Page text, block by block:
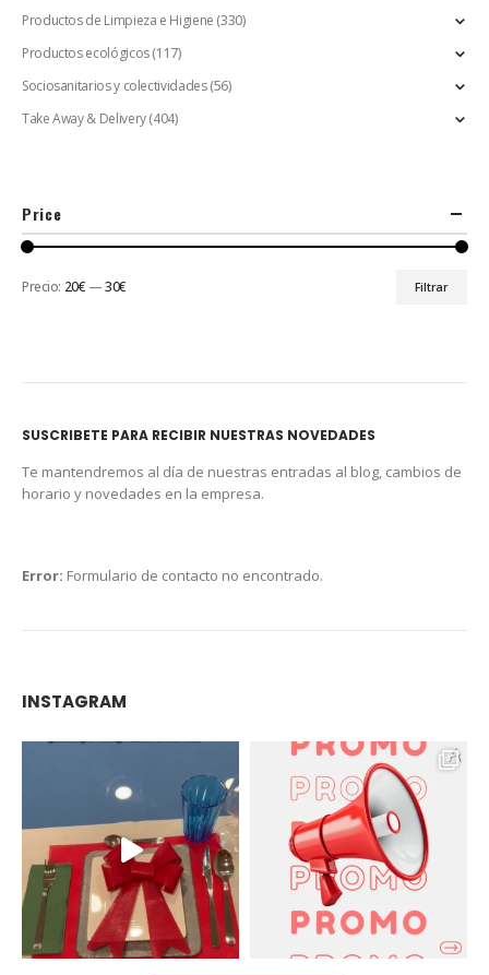
Productos de Limpieza e Higiene (330)
Productos ecológicos(117)
Sociosanitarios y colectividades (56)
Take Away & Delivery(404)
Price
Filtrar
Precio: 20€ —30€
SUSCRIBETE PARA RECIBIR NUESTRAS NOVEDADES
Te mantendremos al día de nuestras entradas al blog, cambios de
horario y novedades en la empresa.
Error: Formulario de contacto no encontrado.
INSTAGRAM